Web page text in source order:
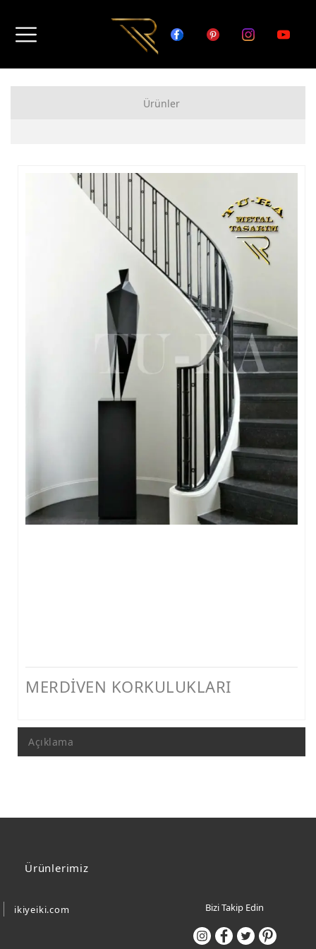
Ürünler
FERFORJE GARAJ KAPISI MODELLERİ
FERFORJE DUVAR ÜSTÜ KORKULUK MODELLERİ
FERFORJE BALKON KORKULUK MODELLERİ
FERFORJE MERDİVEN KORKULUK MODELLERİ
DEMİR MERDİVEN MODELLERİ
FERFORJE PERGOLA & FERFORJE SUNDURMA
FERFORJE ÇARDAK VE KAMELYA MODELLERİ
FERFORJE PENCERE KORKULUK MODELLERİ
METAL SEHPA VE DRESUAR MODELLERİ
MERDİVEN KORKULUKLARI
Açıklama
Ürünlerimiz
ikiyeiki.com Bizi Takip Edin